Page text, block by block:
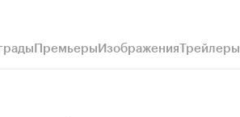
ПремьерыИзображенияТрейлеры